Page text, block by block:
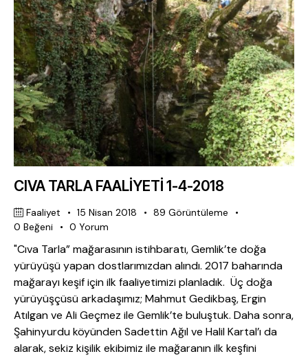
CIVA TARLA FAALİYETİ 1-4-2018
Faaliyet 15 Nisan 2018 89 Görüntüleme
0 Beğeni 0 Yorum
"Cıva Tarla” mağarasının istihbaratı, Gemlik’te doğa
yürüyüşü yapan dostlarımızdan alındı. 2017 baharında
mağarayı keşif için ilk faaliyetimizi planladık. Üç doğa
yürüyüşçüsü arkadaşımız; Mahmut Gedikbaş, Ergin
Atılgan ve Ali Geçmez ile Gemlik’te buluştuk. Daha sonra,
Şahinyurdu köyünden Sadettin Ağıl ve Halil Kartal’ı da
alarak, sekiz kişilik ekibimiz ile mağaranın ilk keşfini